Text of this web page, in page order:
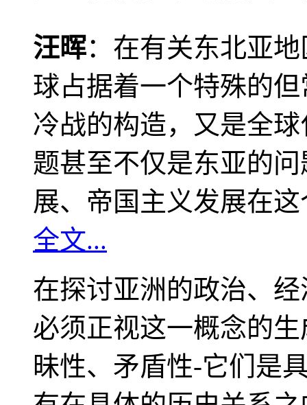
汪晖：在有关东北亚
球占据着一个特殊的
冷战的构造，又是全
题甚至不仅是东亚的
展、帝国主义发展在
全文...
在探讨亚洲的政治、
必须正视这一概念的
昧性、矛盾性-它们是